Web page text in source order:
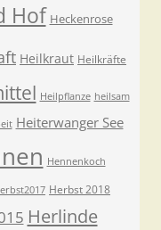
Hof Heckenrose
Heilkraut Heilkräfte
Heilpflanze heilsam
Heiterwanger See
Hennenkoch
Herbst 2018
Herlinde